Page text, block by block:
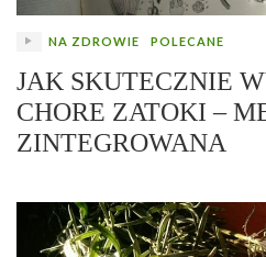
NA ZDROWIE POLECANE
JAK SKUTECZNIE
CHORE ZATOKI –
ZINTEGROWANA